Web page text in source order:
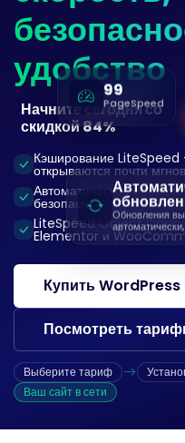
удобство
Начните сегодня со
скидкой 84%
Кэширование
открываются почти
Автоматическое
безопасности
LiteSpeed Object
Elementor и
Купить
Посмотреть
Выберите тариф
Ваш сайт в сети
Обновления
99
PageSpeed